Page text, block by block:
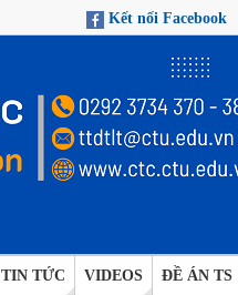
Kết nối Facebook
TIN TỨC VIDEOS ĐỀ ÁN TS